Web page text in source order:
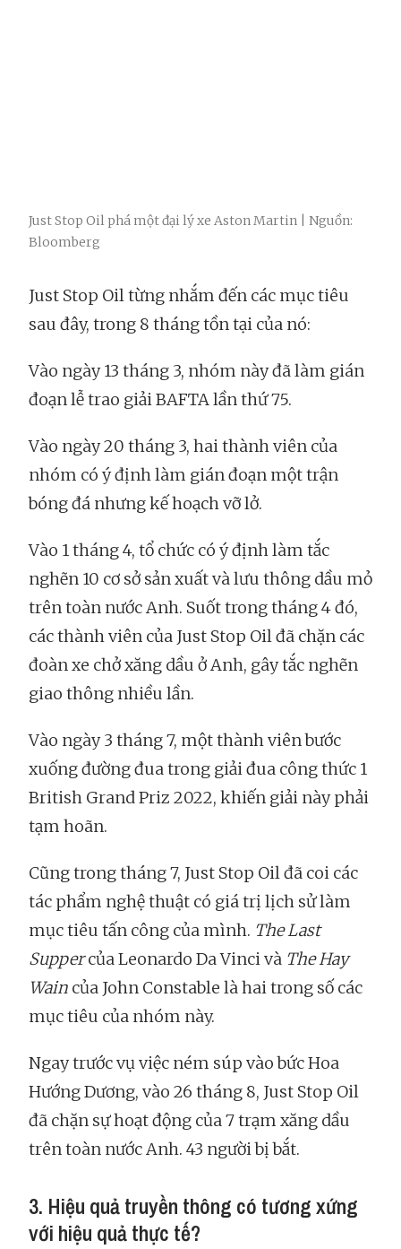
Just Stop Oil phá một đại lý xe Aston Martin | Nguồn:
Bloomberg
Just Stop Oil từng nhắm đến các mục tiêu
sau đây, trong 8 tháng tồn tại của nó:
Vào ngày 13 tháng 3, nhóm này đã làm gián
đoạn lễ trao giải BAFTA lần thứ 75.
Vào ngày 20 tháng 3, hai thành viên của
nhóm có ý định làm gián đoạn một trận
bóng đá nhưng kế hoạch vỡ lở.
Vào 1 tháng 4, tổ chức có ý định làm tắc
nghẽn 10 cơ sở sản xuất và lưu thông dầu mỏ
trên toàn nước Anh. Suốt trong tháng 4 đó,
các thành viên của Just Stop Oil đã chặn các
đoàn xe chở xăng dầu ở Anh, gây tắc nghẽn
giao thông nhiều lần.
Vào ngày 3 tháng 7, một thành viên bước
xuống đường đua trong giải đua công thức 1
British Grand Priz 2022, khiến giải này phải
tạm hoãn.
Cũng trong tháng 7, Just Stop Oil đã coi các
tác phẩm nghệ thuật có giá trị lịch sử làm
mục tiêu tấn công của mình. The Last
Suppercủa Leonardo Da Vinci và The Hay
Wain của John Constable là hai trong số các
mục tiêu của nhóm này.
Ngay trước vụ việc ném súp vào bức Hoa
Hướng Dương, vào 26 tháng 8, Just Stop Oil
đã chặn sự hoạt động của 7 trạm xăng dầu
trên toàn nước Anh. 43 người bị bắt.
3. Hiệu quả truyền thông có tương xứng
với hiệu quả thực tế?